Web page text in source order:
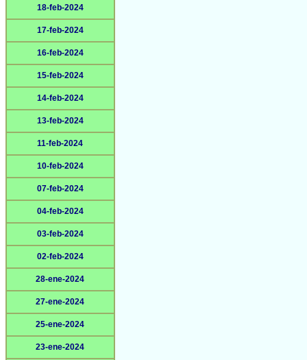
18-feb-2024
17-feb-2024
16-feb-2024
15-feb-2024
14-feb-2024
13-feb-2024
11-feb-2024
10-feb-2024
07-feb-2024
04-feb-2024
03-feb-2024
02-feb-2024
28-ene-2024
27-ene-2024
25-ene-2024
23-ene-2024